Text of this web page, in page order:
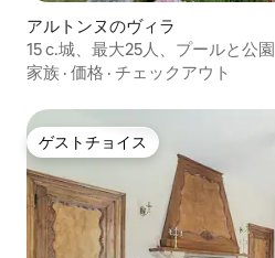
アルトンヌのヴィラ
15 c.城、最大25人、プールと公園
家族 · 価格 · チェックアウト
ゲストチョイス
ゲストチョイス